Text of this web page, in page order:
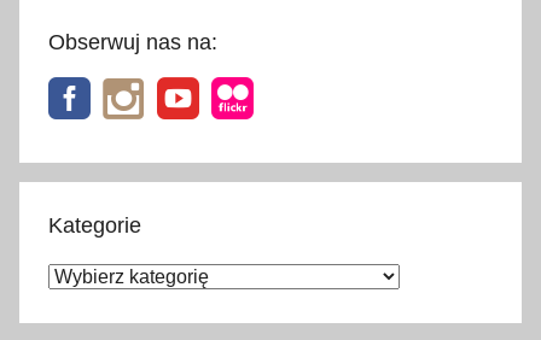
Obserwuj nas na:
Kategorie
Kategorie